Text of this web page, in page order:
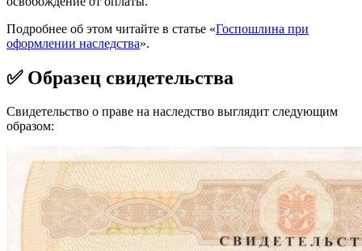
Подробнее об этом читайте в статье «Госпошлина при
оформлении наследства».
✅ Образец свидетельства
Свидетельство о праве на наследство выглядит следующим
образом: